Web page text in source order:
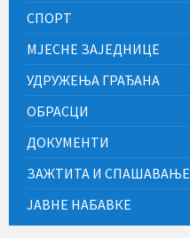
СПОРТ
МЈЕСНЕ ЗАЈЕДНИЦЕ
УДРУЖЕЊА ГРАЂАНА
ОБРАСЦИ
ДОКУМЕНТИ
ЗАЖТИТА И СПАШАВАЊЕ
ЈАВНЕ НАБАВКЕ